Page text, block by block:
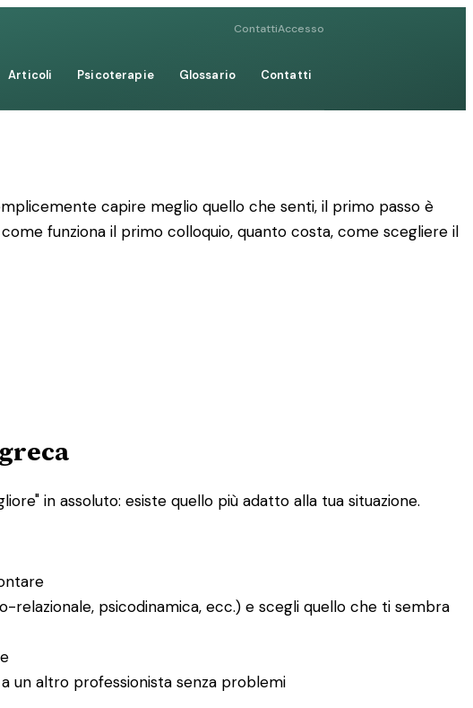
ContattiAccesso
Articoli Psicoterapie Glossario Contatti
capire meglio quello che senti, il primo passo è
funziona il primo colloquio, quanto costa, come scegliere il
in assoluto: esiste quello più adatto alla tua situazione.
psicodinamica, ecc.) e scegli quello che ti sembra
un altro professionista senza problemi